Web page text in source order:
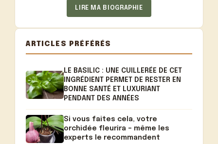
LIRE MA BIOGRAPHIE
ARTICLES PRÉFÉRÉS
LE BASILIC : UNE CUILLERÉE DE CET
INGRÉDIENT PERMET DE RESTER EN
BONNE SANTÉ ET LUXURIANT
PENDANT DES ANNÉES
Si vous faites cela, votre
orchidée fleurira – même les
experts le recommandent